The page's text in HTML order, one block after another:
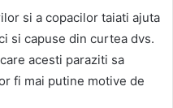
si a copacilor taiati ajuta
si capuse din curtea dvs.
acesti paraziti sa
fi mai putine motive de